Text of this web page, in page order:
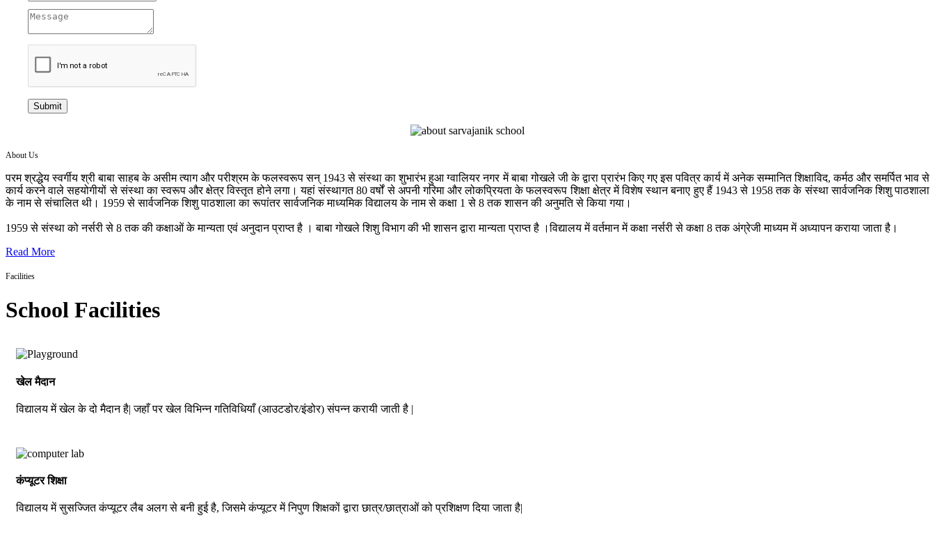
Submit
About Us
परम श्रद्धेय स्वर्गीय श्री बाबा साहब के असीम त्याग और परीश्रम के फलस्वरूप सन् 1943 से संस्था का शुभारंभ हुआ ग्वालियर नगर में बाबा गोखले जी के द्वारा प्रारंभ किए गए इस पवित्र कार्य में अनेक सम्मानित शिक्षाविद, कर्मठ और समर्पित भाव से
कार्य करने वाले सहयोगीयों से संस्था का स्वरूप और क्षेत्र विस्तृत होने लगा। यहां संस्थागत 80 वर्षों से अपनी गरिमा और लोकप्रियता के फलस्वरूप शिक्षा क्षेत्र में विशेष स्थान बनाए हुए हैं 1943 से 1958 तक के संस्था सार्वजनिक शिशु पाठशाला
के नाम से संचालित थी। 1959 से सार्वजनिक शिशु पाठशाला का रूपांतर सार्वजनिक माध्यमिक विद्यालय के नाम से कक्षा 1 से 8 तक शासन की अनुमति से किया गया।
1959 से संस्था को नर्सरी से 8 तक की कक्षाओं के मान्यता एवं अनुदान प्राप्त है । बाबा गोखले शिशु विभाग की भी शासन द्वारा मान्यता प्राप्त है ।विद्यालय में वर्तमान में कक्षा नर्सरी से कक्षा 8 तक अंग्रेजी माध्यम में अध्यापन कराया जाता है।
Read More
Facilities
School Facilities
खेल मैदान
विद्यालय में खेल के दो मैदान है| जहाँ पर खेल विभिन्न गतिविधियाँ (आउटडोर/इंडोर) संपन्न करायी जाती है |
कंप्यूटर शिक्षा
विद्यालय में सुसज्जित कंप्यूटर लैब अलग से बनी हुई है, जिसमे कंप्यूटर में निपुण शिक्षकों द्वारा छात्र/छात्राओं को प्रशिक्षण दिया जाता है|